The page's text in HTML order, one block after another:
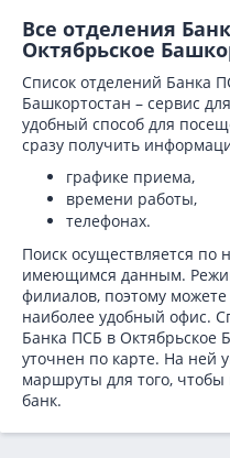
Все отделения
Октябрьское
Список отделений Банка
Башкортостан – сервис
удобный способ для
сразу получить
графике приема,
времени работы,
телефонах.
Поиск осуществляется
имеющимся данным.
филиалов, поэтому
наиболее удобный офис.
Банка ПСБ в Октябрьское
уточнен по карте. На ней
маршруты для того, чтобы
банк.